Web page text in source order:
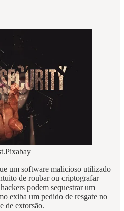
um software malicioso utilizado
de roubar ou criptografar
podem sequestrar um
exiba um pedido de resgate no
de extorsão.